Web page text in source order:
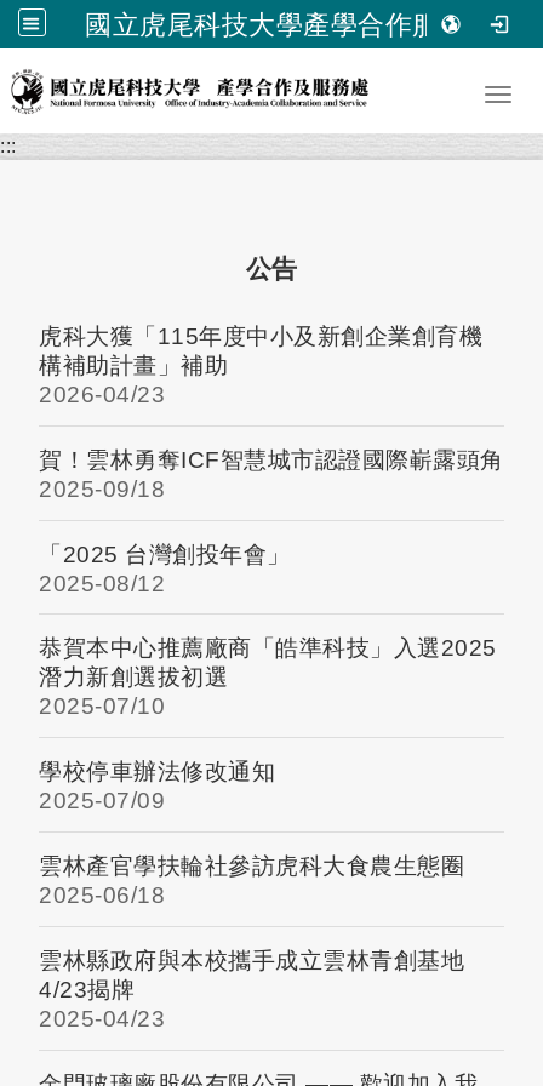
國立虎尾科技大學產學合作服務處
跳到主要內容
:::
公告
虎科大獲「115年度中小及新創企業創育機
構補助計畫」補助
2026-04/23
賀！雲林勇奪ICF智慧城市認證國際嶄露頭角
2025-09/18
「2025 台灣創投年會」
2025-08/12
恭賀本中心推薦廠商「皓準科技」入選2025
潛力新創選拔初選
2025-07/10
學校停車辦法修改通知
2025-07/09
雲林產官學扶輪社參訪虎科大食農生態圈
2025-06/18
雲林縣政府與本校攜手成立雲林青創基地
4/23揭牌
2025-04/23